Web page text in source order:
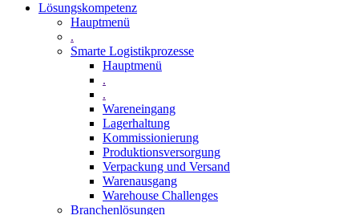
Lösungskompetenz
Hauptmenü
.
Smarte Logistikprozesse
Hauptmenü
.
.
Wareneingang
Lagerhaltung
Kommissionierung
Produktionsversorgung
Verpackung und Versand
Warenausgang
Warehouse Challenges
Branchenlösungen